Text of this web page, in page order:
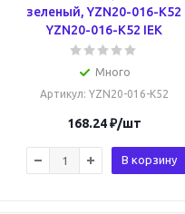
зеленый, YZN20-016-K52
YZN20-016-K52 IEK
Много
Артикул: YZN20-016-K52
168.24₽/шт
В корзину